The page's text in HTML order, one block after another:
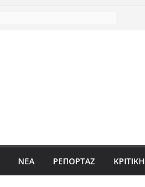
ΝΈΑ ΡΕΠΟΡΤΆΖ ΚΡΙΤΙΚΗ